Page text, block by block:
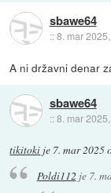
sbawe64
::8. mar
A ni državni denar
sbawe64
::8. mar
tikitoki je 7. mar 2025
Poldi112je 7.